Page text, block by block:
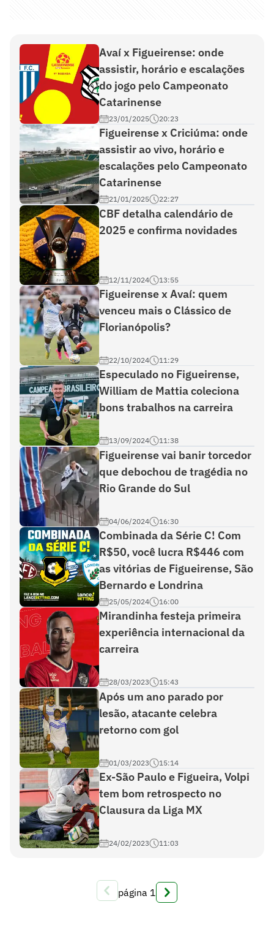
Avaí x Figueirense: onde
assistir, horário e escalações
do jogo pelo Campeonato
Catarinense
23/01/2025 20:23
Figueirense x Criciúma: onde
assistir ao vivo, horário e
escalações pelo Campeonato
Catarinense
21/01/2025 22:27
CBF detalha calendário de
2025 e confirma novidades
12/11/2024 13:55
Figueirense x Avaí: quem
venceu mais o Clássico de
Florianópolis?
22/10/2024 11:29
Especulado no Figueirense,
William de Mattia coleciona
bons trabalhos na carreira
13/09/2024 11:38
Figueirense vai banir torcedor
que debochou de tragédia no
Rio Grande do Sul
04/06/2024 16:30
Combinada da Série C! Com
R$50, você lucra R$446 com
as vitórias de Figueirense, São
Bernardo e Londrina
25/05/2024 16:00
Mirandinha festeja primeira
experiência internacional da
carreira
28/03/2023 15:43
Após um ano parado por
lesão, atacante celebra
retorno com gol
01/03/2023 15:14
Ex-São Paulo e Figueira, Volpi
tem bom retrospecto no
Clausura da Liga MX
24/02/2023 11:03
página 1